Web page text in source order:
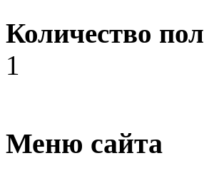
Количество
1
Меню сайта